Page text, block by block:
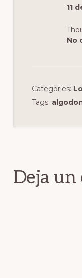
11
No
Categories:
Tags:
los
lectores
Deja